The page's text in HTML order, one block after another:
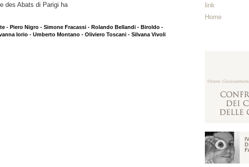
des Abats di Parigi ha
- Piero Nigro - Simone Fracassi - Rolando Bellandi - Biroldo -
Iorio - Umberto Montano - Oliviero Toscani - Silvana Vivoli
link
Home